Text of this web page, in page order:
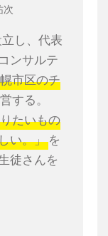
次
し、代表
ンサルテ
市区のチ
する。
たいもの
い。」 を
徒さんを